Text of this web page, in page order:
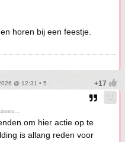
horen bij een feestje.
@ 12:31 • 5
om hier actie op te
is allang reden voor